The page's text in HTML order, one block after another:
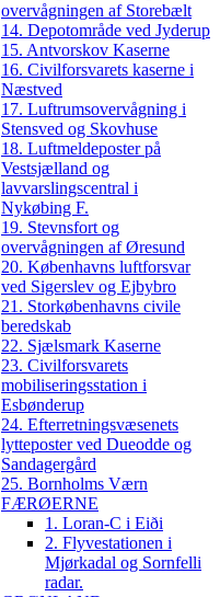
overvågningen af Storebælt
14. Depotområde ved Jyderup
15. Antvorskov Kaserne
16. Civilforsvarets kaserne i
Næstved
17. Luftrumsovervågning i
Stensved og Skovhuse
18. Luftmeldeposter på
Vestsjælland og
lavvarslingscentral i
Nykøbing F.
19. Stevnsfort og
overvågningen af Øresund
20. Københavns luftforsvar
ved Sigerslev og Ejbybro
21. Storkøbenhavns civile
beredskab
22. Sjælsmark Kaserne
23. Civilforsvarets
mobiliseringsstation i
Esbønderup
24. Efterretningsvæsenets
lytteposter ved Dueodde og
Sandagergård
25. Bornholms Værn
FÆRØERNE
1. Loran-C i Eiði
2. Flyvestationen i
Mjørkadal og Sornfelli
radar.